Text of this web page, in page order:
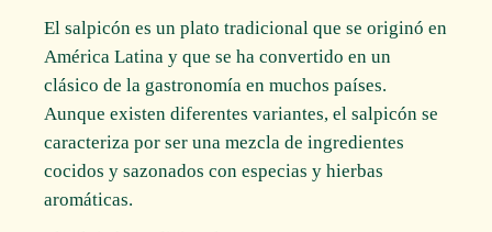
El salpicón es un plato tradicional que se originó en
América Latina y que se ha convertido en un
clásico de la gastronomía en muchos países.
Aunque existen diferentes variantes, el salpicón se
caracteriza por ser una mezcla de ingredientes
cocidos y sazonados con especias y hierbas
aromáticas.